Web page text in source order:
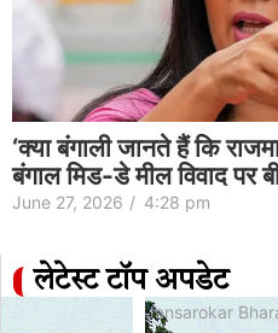
‘क्या बंगाली जानते हैं कि
बंगाल मिड-डे मील विवाद पर
June 27, 2026 / 4:28 pm
लेटेस्ट टॉप अपडेट
Jansarokar Bharat